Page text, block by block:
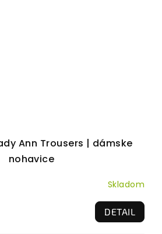
Ann Trousers | dámske
nohavice
Skladom
DETAIL